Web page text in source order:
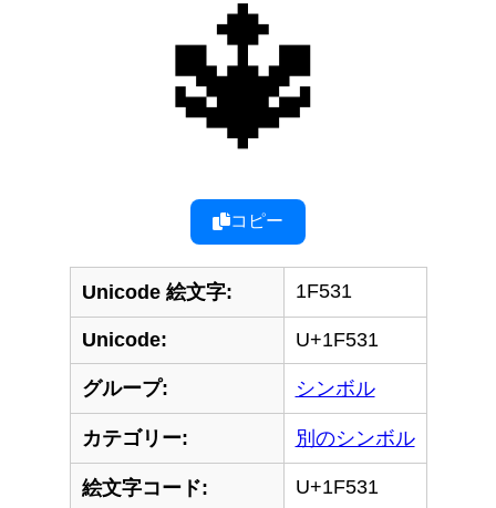
🔱
コピー
Unicode 絵文字: 1F531
Unicode: U+1F531
グループ: シンボル
カテゴリー: 別のシンボル
絵文字コード: U+1F531